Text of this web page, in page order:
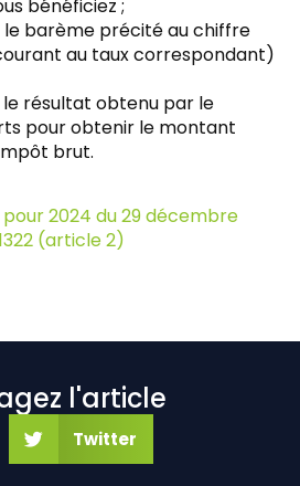
bénéficiez ;
le barème précité au chiffre
au taux correspondant)
résultat obtenu par le
pour obtenir le montant
brut.
pour 2024 du 29 décembre
(article 2)
l'article
Twitter